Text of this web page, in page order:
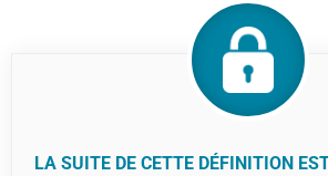
LA SUITE DE CETTE DÉFINITION